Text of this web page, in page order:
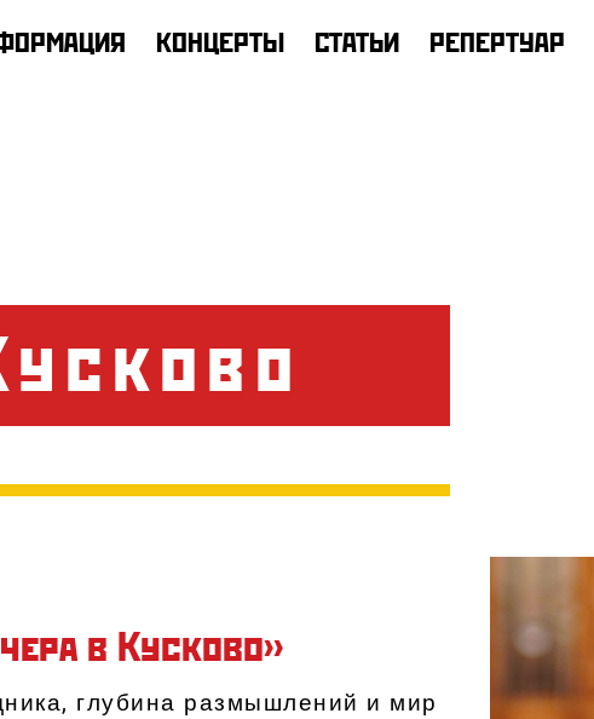
КОНЦЕРТЫ СТАТЬИ РЕПЕРТУАР
в Кусково»
глубина размышлений и мир